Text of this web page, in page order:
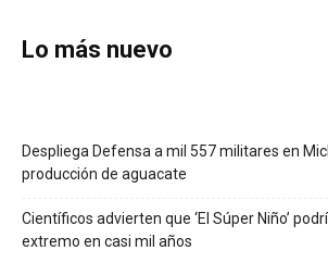
Lo más nuevo
Despliega Defensa a mil 557 militares en
producción de aguacate
Científicos advierten que ‘El Súper Niño’
extremo en casi mil años